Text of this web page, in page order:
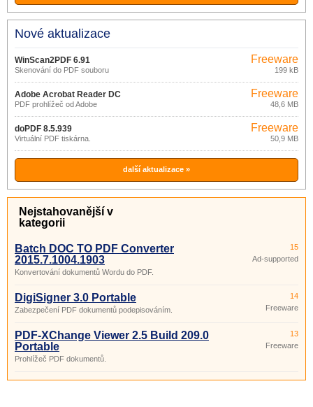
Nové aktualizace
WinScan2PDF 6.91
Skenování do PDF souboru
Freeware
199 kB
Adobe Acrobat Reader DC
2015.023.20053
PDF prohlížeč od Adobe
Freeware
48,6 MB
doPDF 8.5.939
Virtuální PDF tiskárna.
Freeware
50,9 MB
další aktualizace »
Nejstahovanější v
kategorii
Batch DOC TO PDF Converter
2015.7.1004.1903
Konvertování dokumentů Wordu do PDF.
15
Ad-supported
DigiSigner 3.0 Portable
Zabezpečení PDF dokumentů podepisováním.
14
Freeware
PDF-XChange Viewer 2.5 Build 209.0
Portable
Prohlížeč PDF dokumentů.
13
Freeware